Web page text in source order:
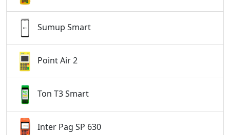
Sumup Smart
Point Air 2
Ton T3 Smart
Inter Pag SP 630